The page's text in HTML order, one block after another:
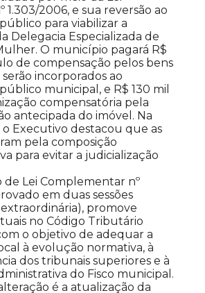
1.303/2006, e sua reversão ao
para viabilizar a
Delegacia Especializada de
O município pagará R$
de compensação pelos bens
incorporados ao
municipal, e R$ 130 mil
compensatória pela
antecipada do imóvel. Na
o Executivo destacou que as
pela composição
para evitar a judicialização
de Lei Complementar nº
em duas sessões
promove
no Código Tributário
o objetivo de adequar a
à evolução normativa, à
dos tribunais superiores e à
do Fisco municipal.
é a atualização da